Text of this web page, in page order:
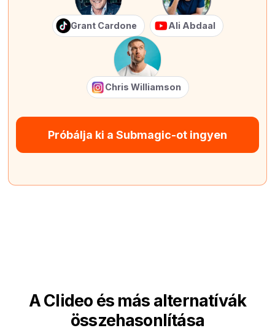
Grant Cardone Ali Abdaal
Chris Williamson
Próbálja ki a Submagic-ot ingyen
A Clideo és más alternatívák
összehasonlítása